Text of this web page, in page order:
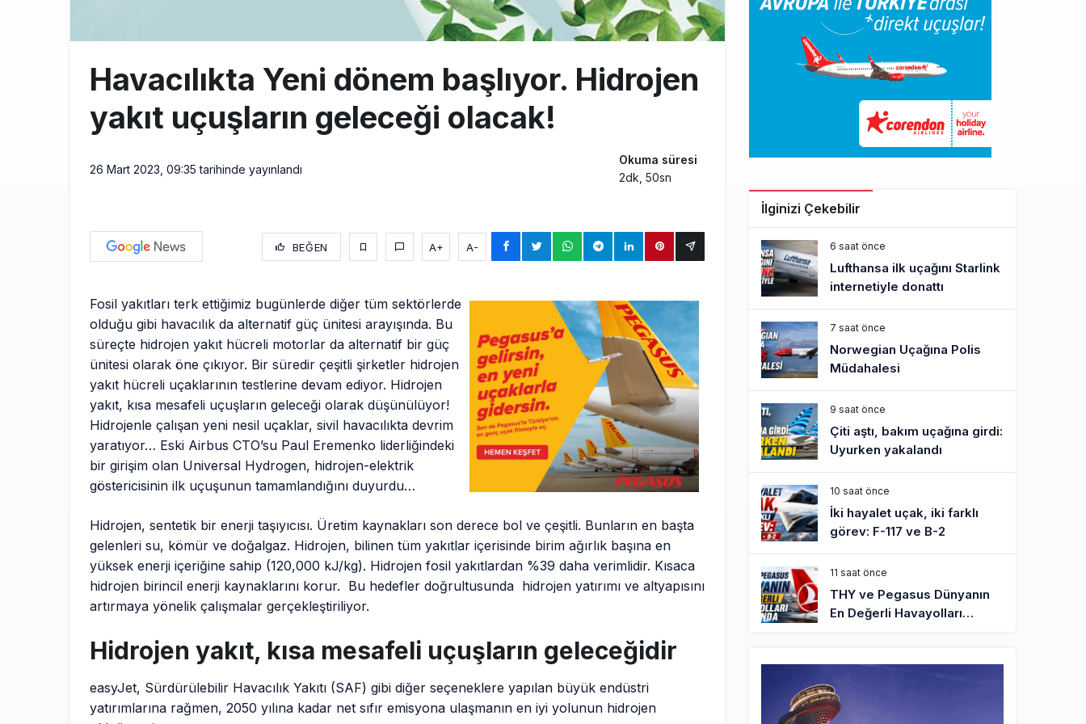
Havacılıkta Yeni dönem başlıyor. Hidrojen
yakıt uçuşların geleceği olacak!
26 Mart 2023, 09:35 tarihinde yayınlandı
Okuma süresi
2dk, 50sn
BEĞEN A+ A-
Fosil yakıtları terk ettiğimiz bugünlerde diğer tüm sektörlerde
olduğu gibi havacılık da alternatif güç ünitesi arayışında. Bu
süreçte hidrojen yakıt hücreli motorlar da alternatif bir güç
ünitesi olarak öne çıkıyor. Bir süredir çeşitli şirketler hidrojen
yakıt hücreli uçaklarının testlerine devam ediyor. Hidrojen
yakıt, kısa mesafeli uçuşların geleceği olarak düşünülüyor!
Hidrojenle çalışan yeni nesil uçaklar, sivil havacılıkta devrim
yaratıyor… Eski Airbus CTO’su Paul Eremenko liderliğindeki
bir girişim olan Universal Hydrogen, hidrojen-elektrik
göstericisinin ilk uçuşunun tamamlandığını duyurdu…
Hidrojen, sentetik bir enerji taşıyıcısı. Üretim kaynakları son derece bol ve çeşitli. Bunların en başta
gelenleri su, kömür ve doğalgaz. Hidrojen, bilinen tüm yakıtlar içerisinde birim ağırlık başına en
yüksek enerji içeriğine sahip (120,000 kJ/kg). Hidrojen fosil yakıtlardan %39 daha verimlidir. Kısaca
hidrojen birincil enerji kaynaklarını korur. Bu hedefler doğrultusunda hidrojen yatırımı ve altyapısını
artırmaya yönelik çalışmalar gerçekleştiriliyor.
Hidrojen yakıt, kısa mesafeli uçuşların geleceğidir
easyJet, Sürdürülebilir Havacılık Yakıtı (SAF) gibi diğer seçeneklere yapılan büyük endüstri
yatırımlarına rağmen, 2050 yılına kadar net sıfır emisyona ulaşmanın en iyi yolunun hidrojen
İlginizi Çekebilir
6 saat önce
Lufthansa ilk uçağını Starlink
internetiyle donattı
7 saat önce
Norwegian Uçağına Polis
Müdahalesi
9 saat önce
Çiti aştı, bakım uçağına girdi:
Uyurken yakalandı
10 saat önce
İki hayalet uçak, iki farklı
görev: F-117 ve B-2
11 saat önce
THY ve Pegasus Dünyanın
En Değerli Havayolları
Fly Baghdad ABD yaptırım
listesinden çıkarıldı